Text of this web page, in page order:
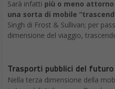
Spazio di archiviazione e
L’aggiornamento dei piani
Google vedrà quindi un ritocco
disponibile, che seguirà il
200 GBal costo di 29,9 euri
2 TBal costo di 99,9 euro